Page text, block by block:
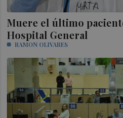
Muere el último
Hospital General
RAMON OLIVARES